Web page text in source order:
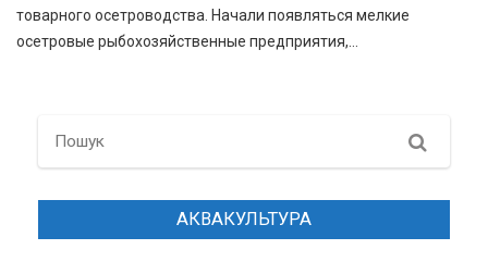
товарного осетроводства. Начали появляться мелкие
осетровые рыбохозяйственные предприятия,…
Search
АКВАКУЛЬТУРА